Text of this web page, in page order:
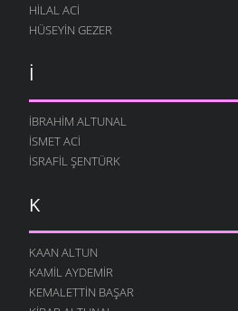
HILAL ACI
HÜSEYIN GEZER
İ
İBRAHIM ALTUNAL
İSMET ACI
İSRAFIL ŞENTÜRK
K
KAAN ALTUN
KAMIL AYDEMIR
KEMALETTIN BAŞAR